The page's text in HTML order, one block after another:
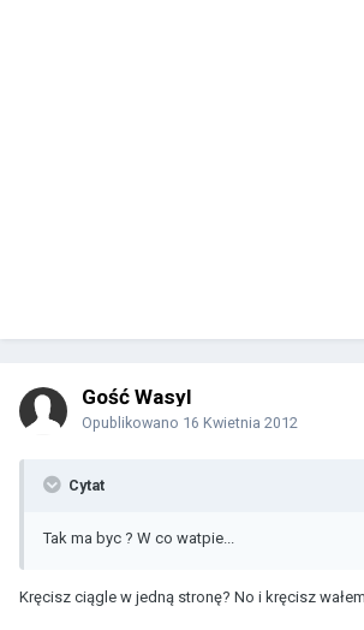
Gość Wasyl
Opublikowano 16 Kwietnia 2012
Cytat
Tak ma byc ? W co watpie...
Kręcisz ciągle w jedną stronę? No i kręcisz